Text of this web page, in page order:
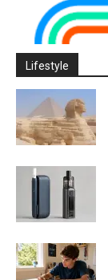
Lifestyle